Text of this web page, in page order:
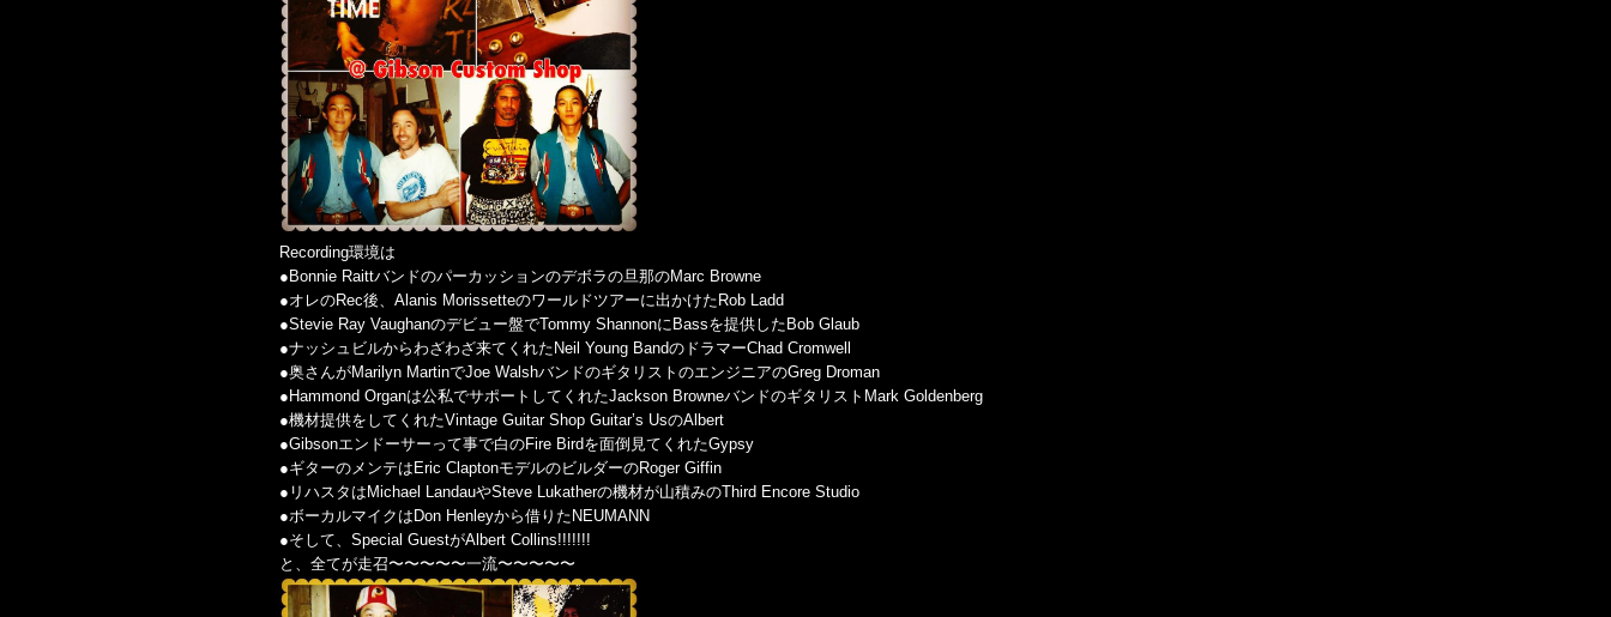
Recording環境は
●Bonnie Raittバンドのパーカッションのデボラの旦那のMarc Browne
●オレのRec後、Alanis Morissetteのワールドツアーに出かけたRob Ladd
●Stevie Ray Vaughanのデビュー盤でTommy ShannonにBassを提供したBob Glaub
●ナッシュビルからわざわざ来てくれたNeil Young BandのドラマーChad Cromwell
●奥さんがMarilyn MartinでJoe WalshバンドのギタリストのエンジニアのGreg Droman
●Hammond Organは公私でサポートしてくれたJackson BrowneバンドのギタリストMark Goldenberg
●機材提供をしてくれたVintage Guitar Shop Guitar’s UsのAlbert
●Gibsonエンドーサーって事で白のFire Birdを面倒見てくれたGypsy
●ギターのメンテはEric ClaptonモデルのビルダーのRoger Giffin
●リハスタはMichael LandauやSteve Lukatherの機材が山積みのThird Encore Studio
●ボーカルマイクはDon Henleyから借りたNEUMANN
●そして、Special GuestがAlbert Collins!!!!!!!
と、全てが走召〜〜〜〜〜一流〜〜〜〜〜